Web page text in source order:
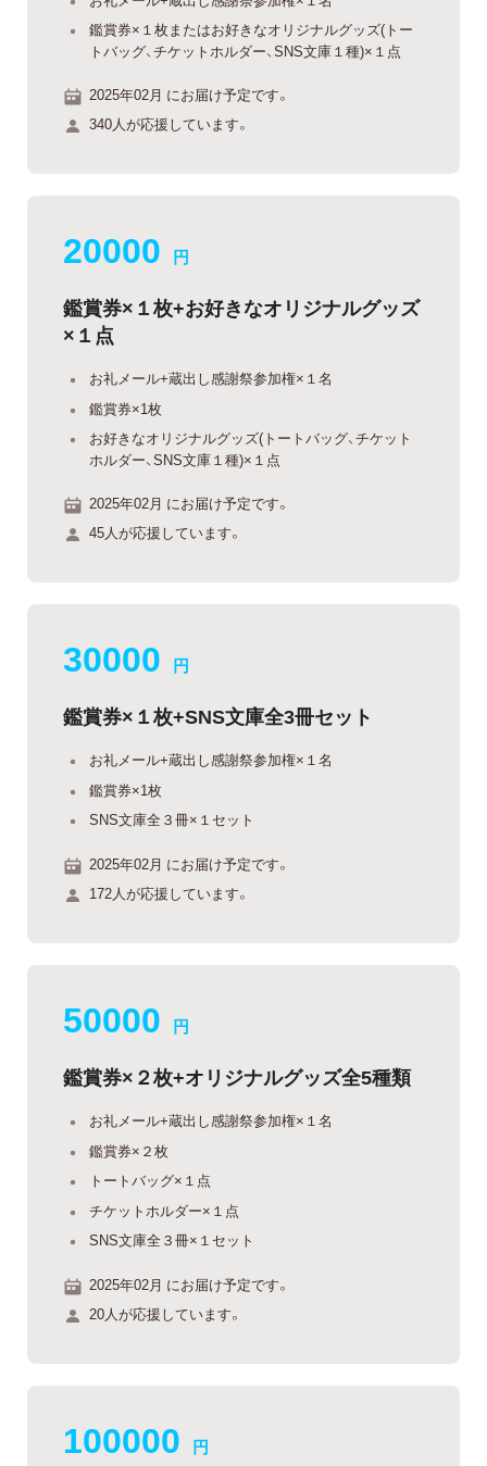
鑑賞券×１枚またはお好きなオリジナルグッズ(トー
トバッグ、チケットホルダー、SNS文庫１種)×１点
2025年02月 にお届け予定です。
340人が応援しています。
20000 円
鑑賞券×１枚+お好きなオリジナルグッズ
×１点
お礼メール+蔵出し感謝祭参加権×１名
鑑賞券×1枚
お好きなオリジナルグッズ(トートバッグ、チケット
ホルダー、SNS文庫１種)×１点
2025年02月 にお届け予定です。
45人が応援しています。
30000 円
鑑賞券×１枚+SNS文庫全3冊セット
お礼メール+蔵出し感謝祭参加権×１名
鑑賞券×1枚
SNS文庫全３冊×１セット
2025年02月 にお届け予定です。
172人が応援しています。
50000 円
鑑賞券×２枚+オリジナルグッズ全5種類
お礼メール+蔵出し感謝祭参加権×１名
鑑賞券×２枚
トートバッグ×１点
チケットホルダー×１点
SNS文庫全３冊×１セット
2025年02月 にお届け予定です。
20人が応援しています。
100000 円